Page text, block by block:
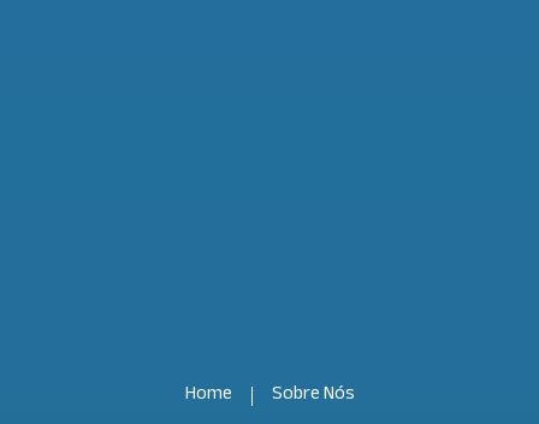
Home Sobre Nós